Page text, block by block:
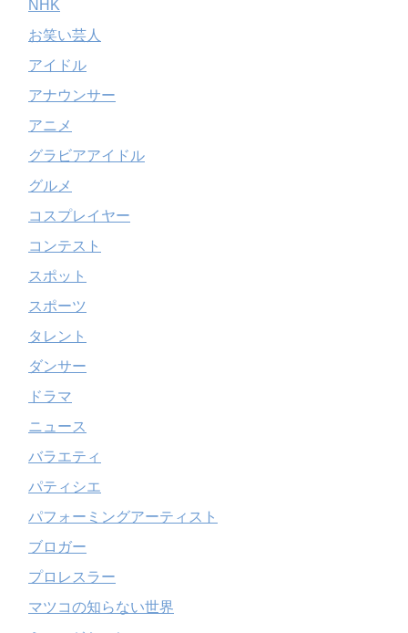
NHK
お笑い芸人
アイドル
アナウンサー
アニメ
グラビアアイドル
グルメ
コスプレイヤー
コンテスト
スポット
スポーツ
タレント
ダンサー
ドラマ
ニュース
バラエティ
パティシエ
パフォーミングアーティスト
ブロガー
プロレスラー
マツコの知らない世界